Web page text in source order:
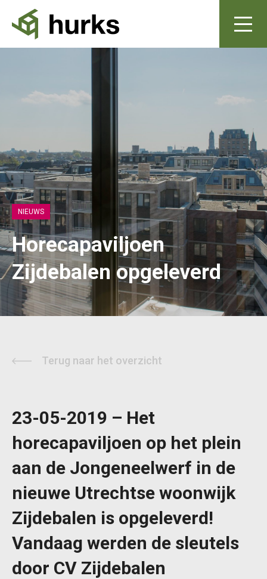
NIEUWS
Horecapaviljoen
Zijdebalen opgeleverd
Terug naar het overzicht
23-05-2019 – Het
horecapaviljoen op het plein
aan de Jongeneelwerf in de
nieuwe Utrechtse woonwijk
Zijdebalen is opgeleverd!
Vandaag werden de sleutels
door CV Zijdebalen